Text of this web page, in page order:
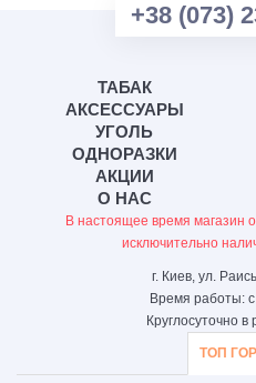
+38 (073)
ТАБАК
АКСЕССУАРЫ
УГОЛЬ
ОДНОРАЗКИ
АКЦИИ
О НАС
В настоящее время магазин
исключительно
г. Киев, ул.
Время работы:
Круглосуточно
ТОП